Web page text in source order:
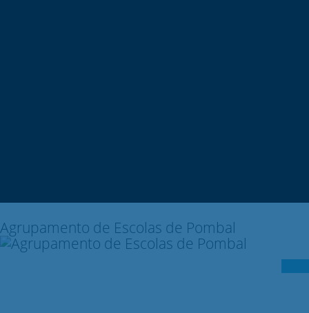
for:
Agrupamento de Escolas de Pombal